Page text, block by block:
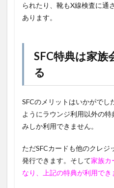
られたり、靴もX線検査に通
あります。
SFC特典は家族
る
SFCのメリットはいかがでし
ようにラウンジ利用以外の
みしか利用できません。
ただSFCカードも他のクレ
発行できます。そして家族カ
なり、上記の特典が利用でき